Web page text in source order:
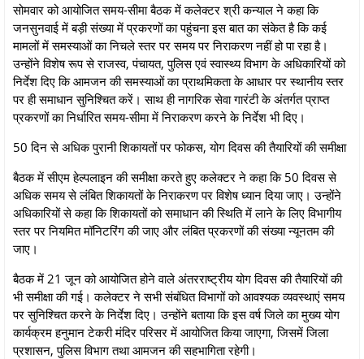
सोमवार को आयोजित समय-सीमा बैठक में कलेक्टर श्री कन्याल ने कहा कि
जनसुनवाई में बड़ी संख्या में प्रकरणों का पहुंचना इस बात का संकेत है कि कई
मामलों में समस्याओं का निचले स्तर पर समय पर निराकरण नहीं हो पा रहा है।
उन्होंने विशेष रूप से राजस्व, पंचायत, पुलिस एवं स्वास्थ्य विभाग के अधिकारियों को
निर्देश दिए कि आमजन की समस्याओं का प्राथमिकता के आधार पर स्थानीय स्तर
पर ही समाधान सुनिश्चित करें। साथ ही नागरिक सेवा गारंटी के अंतर्गत प्राप्त
प्रकरणों का निर्धारित समय-सीमा में निराकरण करने के निर्देश भी दिए।
50 दिन से अधिक पुरानी शिकायतों पर फोकस, योग दिवस की तैयारियों की समीक्षा
बैठक में सीएम हेल्पलाइन की समीक्षा करते हुए कलेक्टर ने कहा कि 50 दिवस से
अधिक समय से लंबित शिकायतों के निराकरण पर विशेष ध्यान दिया जाए। उन्होंने
अधिकारियों से कहा कि शिकायतों को समाधान की स्थिति में लाने के लिए विभागीय
स्तर पर नियमित मॉनिटरिंग की जाए और लंबित प्रकरणों की संख्या न्यूनतम की
जाए।
बैठक में 21 जून को आयोजित होने वाले अंतरराष्ट्रीय योग दिवस की तैयारियों की
भी समीक्षा की गई। कलेक्टर ने सभी संबंधित विभागों को आवश्यक व्यवस्थाएं समय
पर सुनिश्चित करने के निर्देश दिए। उन्होंने बताया कि इस वर्ष जिले का मुख्य योग
कार्यक्रम हनुमान टेकरी मंदिर परिसर में आयोजित किया जाएगा, जिसमें जिला
प्रशासन, पुलिस विभाग तथा आमजन की सहभागिता रहेगी।